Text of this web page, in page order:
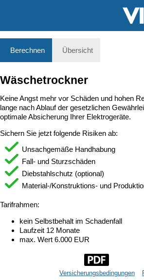
Berechnen Übersicht
Wäschetrockner
Keine Angst mehr vor Schäden und hohen
lange nach Ablauf der gesetzlichen
optimale Absicherung Ihrer Elektrogeräte.
Sichern Sie jetzt folgende Risiken ab:
Unsachgemäße Handhabung
Fall- und Sturzschäden
Diebstahlschutz (optional)
Material-/Konstruktions- und
Tarifrahmen:
kein Selbstbehalt im Schadenfall
Laufzeit 12 Monate
max. Wert 6.000 EUR
Versicherungsbedingungen